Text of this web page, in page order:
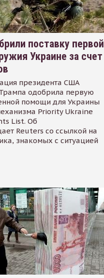
поставку первой
Украине за счет
президента США
одобрила первую
помощи для Украины
Priority Ukraine
List. Об
Reuters со ссылкой на
знакомых с ситуацией